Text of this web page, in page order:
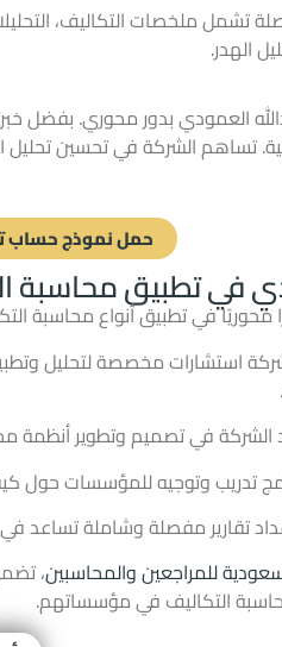
تشمل ملخصات التكاليف،
الهدر.
العمودي بدور محوري. بفضل
تساهم الشركة في تحسين تحليل
حمل نموذج حساب
في تطبيق محاسبة
في تطبيق أنواع محاسبة
استشارات مخصصة لتحليل وتطبيق
في تصميم وتطوير أنظمة
تدريب وتوجيه للمؤسسات حول
تقارير مفصلة وشاملة تساعد في
للمراجعين والمحاسبين،
التكاليف في مؤسساتهم.